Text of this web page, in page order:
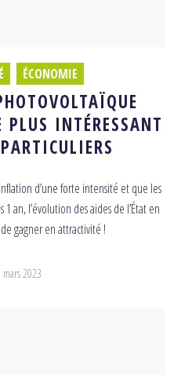
ÉCONOMIE
PLUS INTÉRESSANT
d’une forte intensité et que les
an, l’évolution des aides de l’État en
gagner en attractivité !
mars 2023